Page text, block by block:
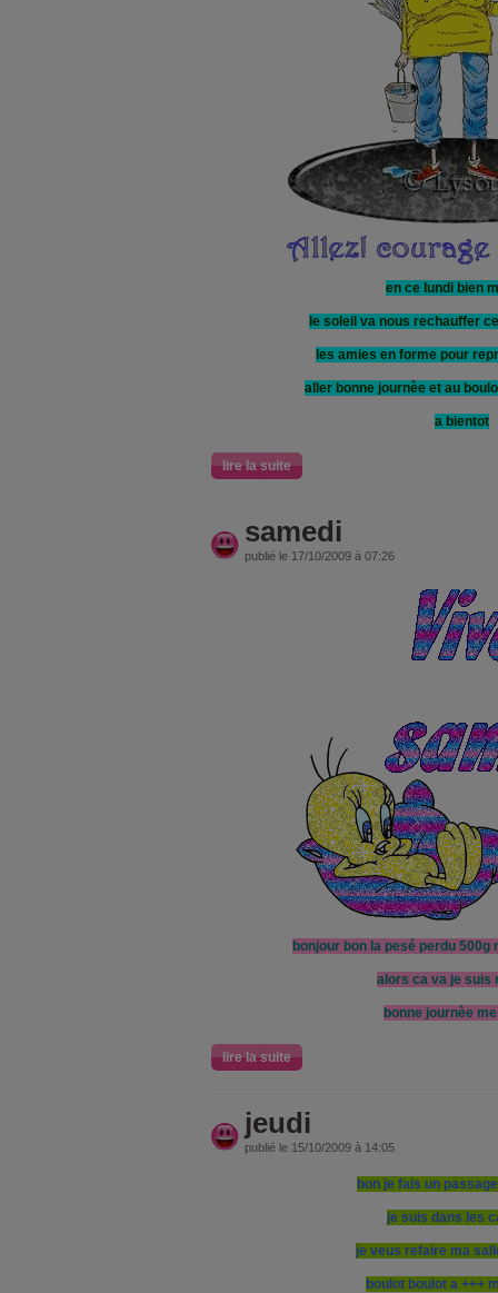
en ce lundi bien
le soleil va nous rechauffer
les amies en forme pour
aller bonne journèe et au
a bientot
lire la suite
samedi
publié le 17/10/2009 à 07:26
bonjour bon la pesé perdu
alors ca va je suis
bonne journèe
lire la suite
jeudi
publié le 15/10/2009 à 14:05
bon je fais un
je suis dans les
je veus refaire ma
boulot boulot a +++